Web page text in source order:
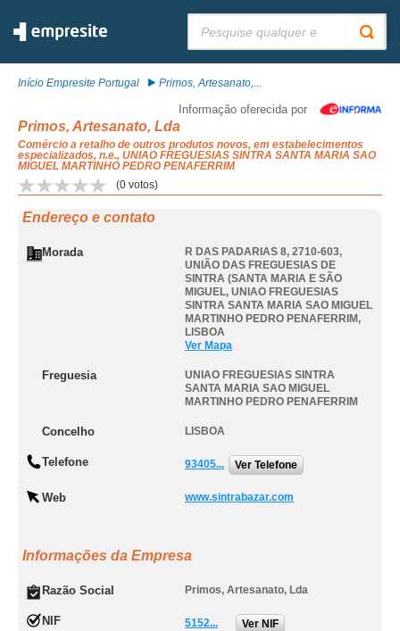
Início Empresite Portugal Primos, Artesanato,...
Informação oferecida por
Primos, Artesanato, Lda
Comércio a retalho de outros produtos novos, em estabelecimentos
especializados, n.e., UNIAO FREGUESIAS SINTRA SANTA MARIA SAO
MIGUEL MARTINHO PEDRO PENAFERRIM
(0 votos)
Endereço e contato
Morada
R DAS PADARIAS 8, 2710-603,
UNIÃO DAS FREGUESIAS DE
SINTRA (SANTA MARIA E SÃO
MIGUEL, UNIAO FREGUESIAS
SINTRA SANTA MARIA SAO MIGUEL
MARTINHO PEDRO PENAFERRIM ,
LISBOA
Ver Mapa
Freguesia
UNIAO FREGUESIAS SINTRA
SANTA MARIA SAO MIGUEL
MARTINHO PEDRO PENAFERRIM
Concelho LISBOA
Telefone 93405... Ver Telefone
Web www.sintrabazar.com
Informações da Empresa
Razão Social Primos, Artesanato, Lda
NIF 5152... Ver NIF